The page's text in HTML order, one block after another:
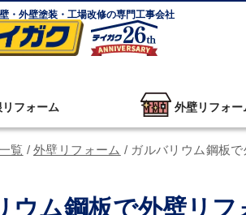
・外壁塗装・工場改修の専門工事会社
リフォーム 外壁リフォー
覧 / 外壁リフォーム / ガルバリウム鋼板
ウム鋼板で外壁リフ